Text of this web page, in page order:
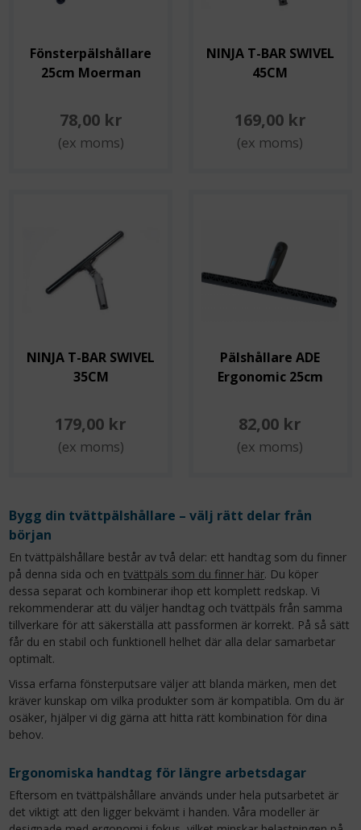
Fönsterpälshållare
25cm Moerman
78,00 kr
(ex moms)
NINJA T-BAR SWIVEL
45CM
169,00 kr
(ex moms)
NINJA T-BAR SWIVEL
35CM
179,00 kr
(ex moms)
Pälshållare ADE
Ergonomic 25cm
82,00 kr
(ex moms)
Bygg din tvättpälshållare – välj rätt delar från
början
En tvättpälshållare består av två delar: ett handtag som du finner
på denna sida och entvättpäls som du finner här. Du köper
dessa separat och kombinerar ihop ett komplett redskap. Vi
rekommenderar att du väljer handtag och tvättpäls från samma
tillverkare för att säkerställa att passformen är korrekt. På så sätt
får du en stabil och funktionell helhet där alla delar samarbetar
optimalt.
Vissa erfarna fönsterputsare väljer att blanda märken, men det
kräver kunskap om vilka produkter som är kompatibla. Om du är
osäker, hjälper vi dig gärna att hitta rätt kombination för dina
behov.
Ergonomiska handtag för längre arbetsdagar
Eftersom en tvättpälshållare används under hela putsarbetet är
det viktigt att den ligger bekvämt i handen. Våra modeller är